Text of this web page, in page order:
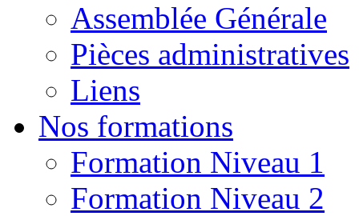
Assemblée Générale
Pièces administratives
Liens
Nos formations
Formation Niveau 1
Formation Niveau 2